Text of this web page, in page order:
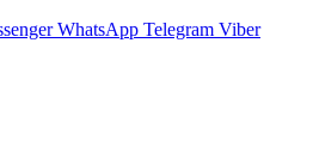
WhatsApp Telegram Viber